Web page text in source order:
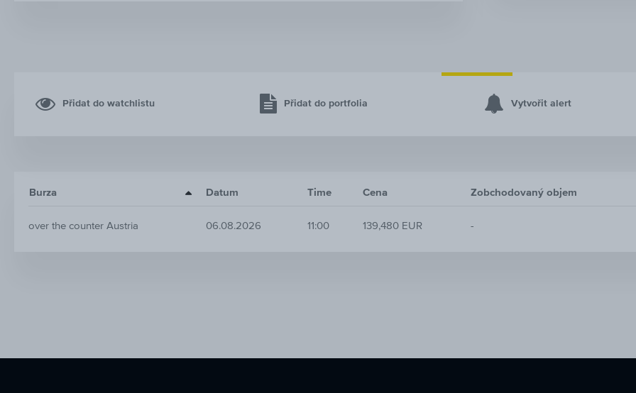
Přidat do watchlistu Přidat do portfolia Vytvořit alert
Burza Datum Time Cena Zobchodovaný objem
over the counter Austria 06.08.2026 11:00 139,480 EUR -